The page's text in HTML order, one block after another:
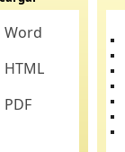
Word
HTML
PDF